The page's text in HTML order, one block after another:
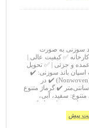
سوزنی به صورت
✅ کیفیت عالی |
و جزئی | ✅ تحویل
باند سوزنی: ✔️
تولید شده با تکنولوژی روز (Nonwoven) ✔️ در
عرض‌های ۱۰۰، ۱۲۰ و ۱۶۰ سانتی‌متر ✔️ گرماژ متنوع
متنوع: سفید، آبی،
مناسب برای ماسک،
پ